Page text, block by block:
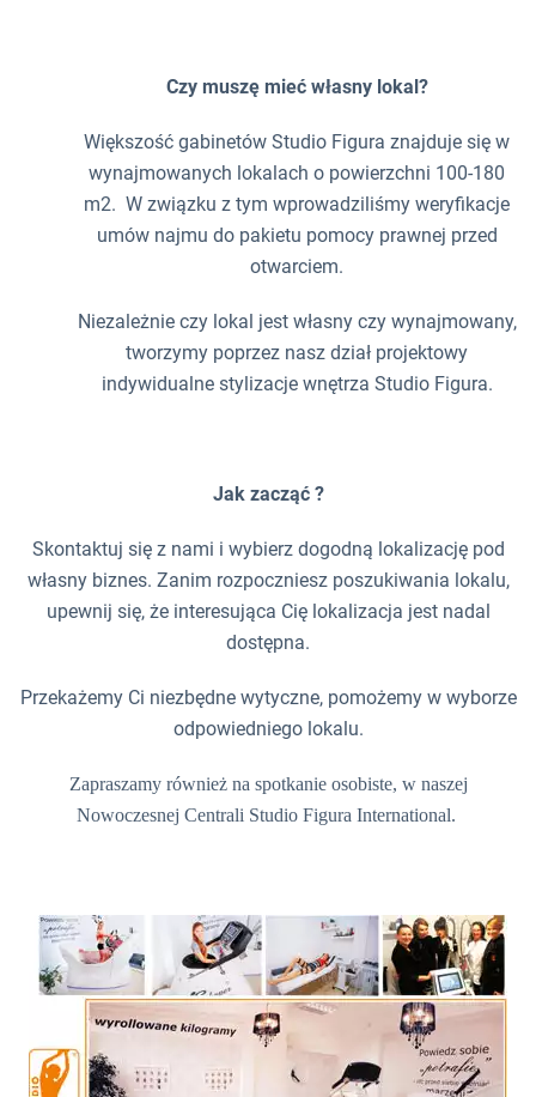
Czy muszę mieć własny lokal?
Większość gabinetów Studio Figura znajduje się w
wynajmowanych lokalach o powierzchni 100-180
m2. W związku z tym wprowadziliśmy weryfikacje
umów najmu do pakietu pomocy prawnej przed
otwarciem.
Niezależnie czy lokal jest własny czy wynajmowany,
tworzymy poprzez nasz dział projektowy
indywidualne stylizacje wnętrza Studio Figura.
Jak zacząć ?
Skontaktuj się z nami i wybierz dogodną lokalizację pod
własny biznes. Zanim rozpoczniesz poszukiwania lokalu,
upewnij się, że interesująca Cię lokalizacja jest nadal
dostępna.
Przekażemy Ci niezbędne wytyczne, pomożemy w wyborze
odpowiedniego lokalu.
Zapraszamy również na spotkanie osobiste, w naszej
Nowoczesnej Centrali Studio Figura International.